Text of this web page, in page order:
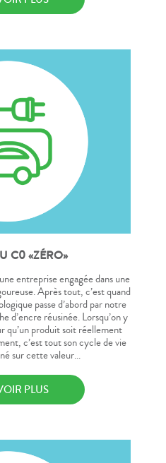
C0 «ZÉRO»
entreprise engagée dans une
Après tout, c’est quand
passe d’abord par notre
d’encre réusinée. Lorsqu’on y
qu’un produit soit réellement
c’est tout son cycle de vie
sur cette valeur...
PLUS